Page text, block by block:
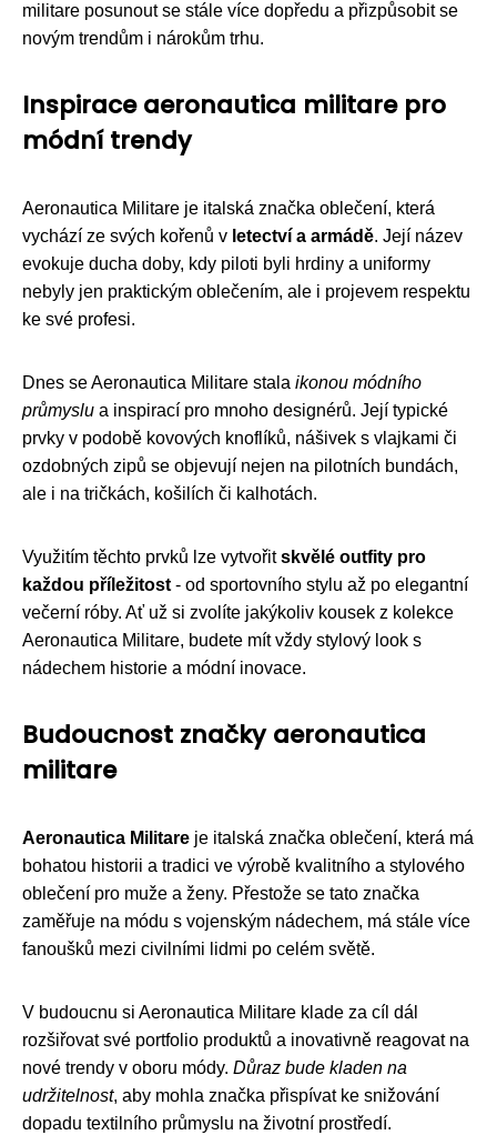
militare posunout se stále více dopředu a přizpůsobit se
novým trendům i nárokům trhu.
Inspirace aeronautica militare pro
módní trendy
Aeronautica Militare je italská značka oblečení, která
vychází ze svých kořenů v letectví a armádě. Její název
evokuje ducha doby, kdy piloti byli hrdiny a uniformy
nebyly jen praktickým oblečením, ale i projevem respektu
ke své profesi.
Dnes se Aeronautica Militare stala ikonou módního
průmyslu a inspirací pro mnoho designérů. Její typické
prvky v podobě kovových knoflíků, nášivek s vlajkami či
ozdobných zipů se objevují nejen na pilotních bundách,
ale i na tričkách, košilích či kalhotách.
Využitím těchto prvků lze vytvořitskvělé outfity pro
každou příležitost - od sportovního stylu až po elegantní
večerní róby. Ať už si zvolíte jakýkoliv kousek z kolekce
Aeronautica Militare, budete mít vždy stylový look s
nádechem historie a módní inovace.
Budoucnost značky aeronautica
militare
Aeronautica Militare je italská značka oblečení, která má
bohatou historii a tradici ve výrobě kvalitního a stylového
oblečení pro muže a ženy. Přestože se tato značka
zaměřuje na módu s vojenským nádechem, má stále více
fanoušků mezi civilními lidmi po celém světě.
V budoucnu si Aeronautica Militare klade za cíl dál
rozšiřovat své portfolio produktů a inovativně reagovat na
nové trendy v oboru módy. Důraz bude kladen na
udržitelnost, aby mohla značka přispívat ke snižování
dopadu textilního průmyslu na životní prostředí.